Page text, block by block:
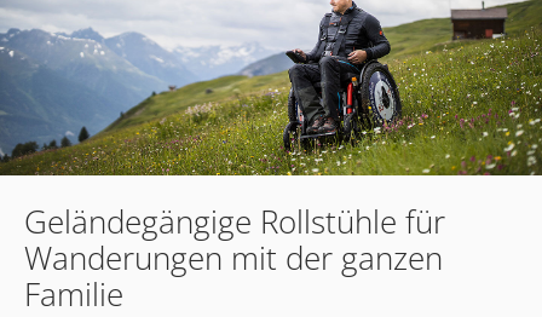
Geländegängige Rollstühle für
Wanderungen mit der ganzen
Familie